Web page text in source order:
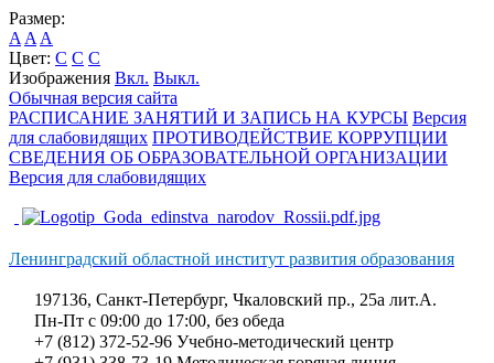
Размер:
A A A
Цвет: C C C
Изображения Вкл. Выкл.
Обычная версия сайта
РАСПИСАНИЕ ЗАНЯТИЙ И ЗАПИСЬ НА КУРСЫ Версия
для слабовидящих ПРОТИВОДЕЙСТВИЕ КОРРУПЦИИ
СВЕДЕНИЯ ОБ ОБРАЗОВАТЕЛЬНОЙ ОРГАНИЗАЦИИ
Версия для слабовидящих
Ленинградский областной институт развития образования
197136, Санкт-Петербург, Чкаловский пр., 25а лит.А.
Пн-Пт с 09:00 до 17:00, без обеда
+7 (812) 372-52-96 Учебно-методический центр